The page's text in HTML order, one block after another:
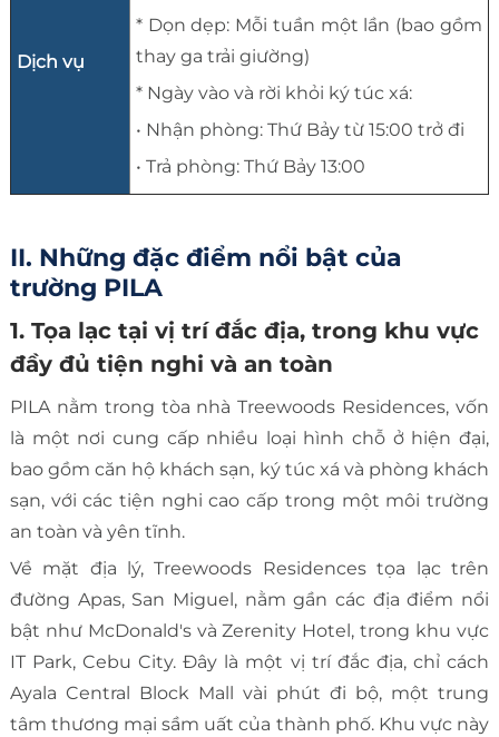
Dịch vụ
* Dọn dẹp: Mỗi tuần một lần (bao gồm
thay ga trải giường)
* Ngày vào và rời khỏi ký túc xá:
• Nhận phòng: Thứ Bảy từ 15:00 trở đi
• Trả phòng: Thứ Bảy 13:00
II. Những đặc điểm nổi bật của
trường PILA
1. Tọa lạc tại vị trí đắc địa, trong khu vực
đầy đủ tiện nghi và an toàn
PILA nằm trong tòa nhà Treewoods Residences, vốn
là một nơi cung cấp nhiều loại hình chỗ ở hiện đại,
bao gồm căn hộ khách sạn, ký túc xá và phòng khách
sạn, với các tiện nghi cao cấp trong một môi trường
an toàn và yên tĩnh.
Về mặt địa lý, Treewoods Residences tọa lạc trên
đường Apas, San Miguel, nằm gần các địa điểm nổi
bật như McDonald's và Zerenity Hotel, trong khu vực
IT Park, Cebu City. Đây là một vị trí đắc địa, chỉ cách
Ayala Central Block Mall vài phút đi bộ, một trung
tâm thương mại sầm uất của thành phố. Khu vực này